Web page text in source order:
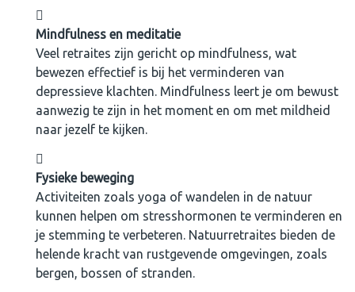
Mindfulness en meditatie
Veel retraites zijn gericht op mindfulness, wat
bewezen effectief is bij het verminderen van
depressieve klachten. Mindfulness leert je om bewust
aanwezig te zijn in het moment en om met mildheid
naar jezelf te kijken.
Fysieke beweging
Activiteiten zoals yoga of wandelen in de natuur
kunnen helpen om stresshormonen te verminderen en
je stemming te verbeteren. Natuurretraites bieden de
helende kracht van rustgevende omgevingen, zoals
bergen, bossen of stranden.